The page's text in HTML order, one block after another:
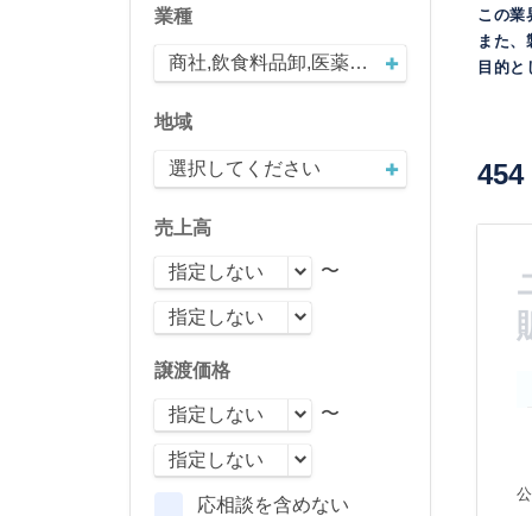
業種
商社,飲食料品卸,医薬品卸,電子機器卸,鉄鋼卸,機械器具卸,産業機械器具卸,アパレル卸,雑貨卸,化粧品・健康食品卸,家具・什器インテリア卸,その他卸売
地域
選択してください
売上高
〜
譲渡価格
〜
応相談を含めない
この業
また、
目的
454